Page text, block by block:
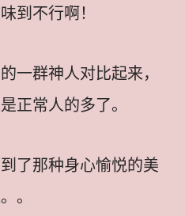
到不行啊！
一群神人对比起来，
正常人的多了。
了那种身心愉悦的美
。